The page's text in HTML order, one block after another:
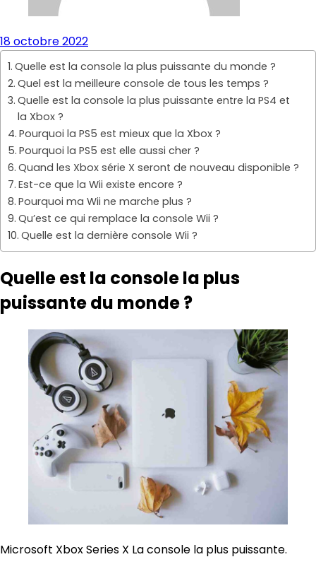
18 octobre 2022
Quelle est la console la plus puissante du monde ?
Quel est la meilleure console de tous les temps ?
Quelle est la console la plus puissante entre la PS4 et
la Xbox ?
Pourquoi la PS5 est mieux que la Xbox ?
Pourquoi la PS5 est elle aussi cher ?
Quand les Xbox série X seront de nouveau disponible ?
Est-ce que la Wii existe encore ?
Pourquoi ma Wii ne marche plus ?
Qu’est ce qui remplace la console Wii ?
Quelle est la dernière console Wii ?
Quelle est la console la plus
puissante du monde ?
Microsoft Xbox Series X La console la plus puissante.